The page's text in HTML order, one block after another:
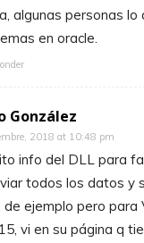
algunas personas lo
en oracle.
González
2018 at 10:48 pm
info del DLL para
todos los datos y
de ejemplo pero para
vi en su página q